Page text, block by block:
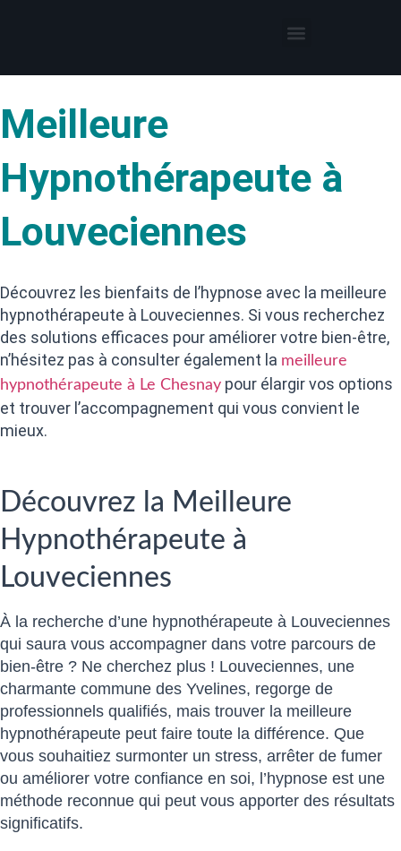
Meilleure
Hypnothérapeute à
Louveciennes
Découvrez les bienfaits de l’hypnose avec la meilleure
hypnothérapeute à Louveciennes. Si vous recherchez
des solutions efficaces pour améliorer votre bien-être,
n’hésitez pas à consulter également la meilleure
hypnothérapeute à Le Chesnay pour élargir vos options
et trouver l’accompagnement qui vous convient le
mieux.
Découvrez la Meilleure
Hypnothérapeute à
Louveciennes
À la recherche d’une hypnothérapeute à Louveciennes
qui saura vous accompagner dans votre parcours de
bien-être ? Ne cherchez plus ! Louveciennes, une
charmante commune des Yvelines, regorge de
professionnels qualifiés, mais trouver la meilleure
hypnothérapeute peut faire toute la différence. Que
vous souhaitiez surmonter un stress, arrêter de fumer
ou améliorer votre confiance en soi, l’hypnose est une
méthode reconnue qui peut vous apporter des résultats
significatifs.